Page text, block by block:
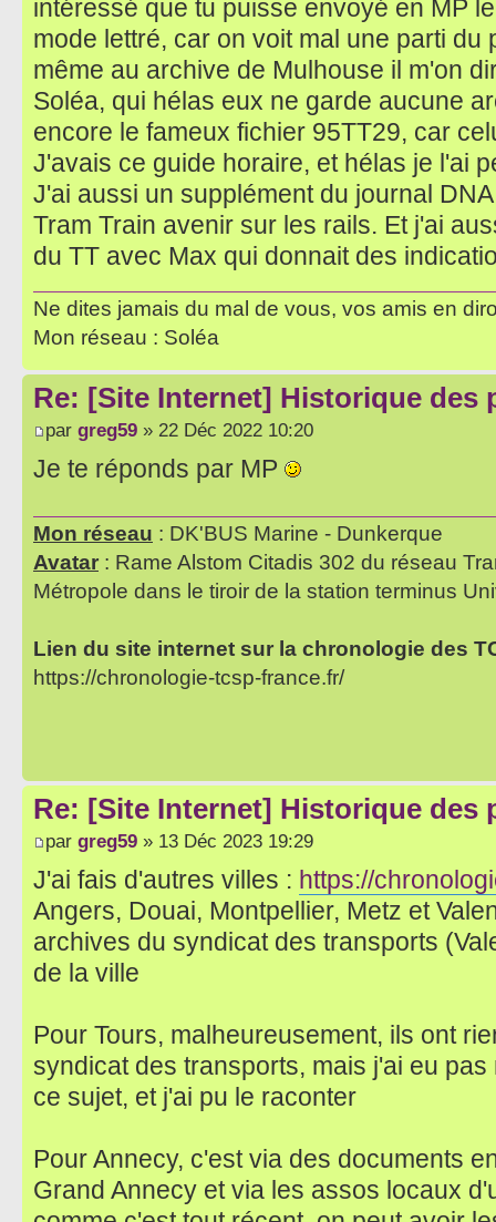
intéressé que tu puisse envoyé en MP
mode lettré, car on voit mal une parti du
même au archive de Mulhouse il m'on
Soléa, qui hélas eux ne garde aucune
encore le fameux fichier 95TT29, car
J'avais ce guide horaire, et hélas je l'ai
J'ai aussi un supplément du journal
Tram Train avenir sur les rails. Et j'ai
du TT avec Max qui donnait des
Ne dites jamais du mal de vous, vos amis en
Mon réseau : Soléa
Re: [Site Internet] Historique des
par greg59 » 22 Déc 2022 10:20
Je te réponds par MP
Mon réseau : DK'BUS Marine - Dunkerque
Avatar : Rame Alstom Citadis 302 du réseau
Métropole dans le tiroir de la station terminus
Lien du site internet sur la chronologie des
https://chronologie-tcsp-france.fr/
Re: [Site Internet] Historique des
par greg59 » 13 Déc 2023 19:29
J'ai fais d'autres villes : https://
Angers, Douai, Montpellier, Metz et
archives du syndicat des transports
de la ville
Pour Tours, malheureusement, ils ont
syndicat des transports, mais j'ai eu
ce sujet, et j'ai pu le raconter
Pour Annecy, c'est via des documents
Grand Annecy et via les assos locaux